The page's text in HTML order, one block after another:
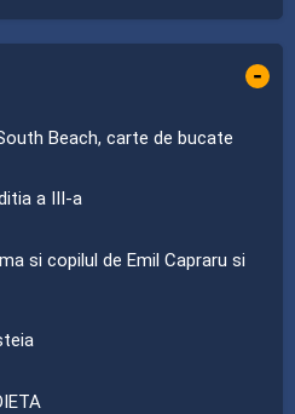
-
Beach, carte de bucate
a III-a
si copilul de Emil Capraru si